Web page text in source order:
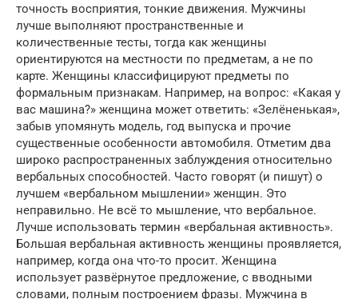
точность восприятия, тонкие движения. Мужчины
лучше выполняют пространственные и
количественные тесты, тогда как женщины
ориентируются на местности по предметам, а не по
карте. Женщины классифицируют предметы по
формальным признакам. Например, на вопрос: «Какая у
вас машина?» женщина может ответить: «Зелёненькая»,
забыв упомянуть модель, год выпуска и прочие
существенные особенности автомобиля. Отметим два
широко распространенных заблуждения относительно
вербальных способностей. Часто говорят (и пишут) о
лучшем «вербальном мышлении» женщин. Это
неправильно. Не всё то мышление, что вербальное.
Лучше использовать термин «вербальная активность».
Большая вербальная активность женщины проявляется,
например, когда она что-то просит. Женщина
использует развёрнутое предложение, с вводными
словами, полным построением фразы. Мужчина в